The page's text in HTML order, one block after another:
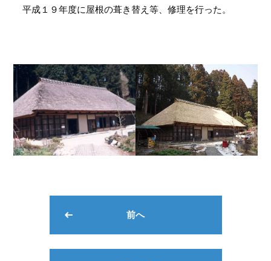
平成１９年度に屋根の葺き替え等、修理を行った。
前へ